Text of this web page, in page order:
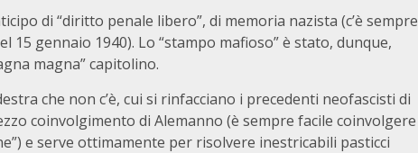
di “diritto penale libero”, di memoria nazista (c’è sempre
15 gennaio 1940). Lo “stampo mafioso” è stato, dunque,
magna” capitolino.
che non c’è, cui si rinfacciano i precedenti neofascisti di
coinvolgimento di Alemanno (è sempre facile coinvolgere
e serve ottimamente per risolvere inestricabili pasticci